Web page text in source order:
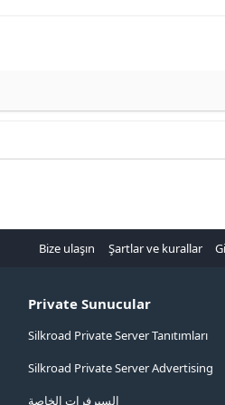
Bize ulaşın Şartlar ve kurallar
Private Sunucular
Silkroad Private Server Tanıtımları
Silkroad Private Server Advertising
السيرفرات الخاصة